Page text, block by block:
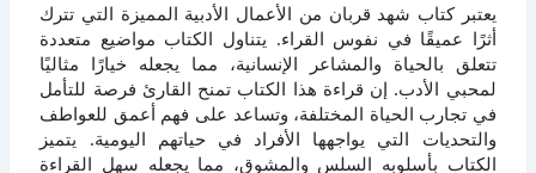
يعتبر كتاب شهد قربان من الأعمال الأدبية المميزة التي تترك
أثرًا عميقًا في نفوس القراء. يتناول الكتاب مواضيع متعددة
تتعلق بالحياة والمشاعر الإنسانية، مما يجعله خيارًا مثاليًا
لمحبي الأدب. إن قراءة هذا الكتاب تمنح القارئ فرصة للتأمل
في تجارب الحياة المختلفة، وتساعد على فهم أعمق للعواطف
والتحديات التي يواجهها الأفراد في حياتهم اليومية. يتميز
الكتاب بأسلوبه السلس والمشوق، مما يجعله سهل القراءة